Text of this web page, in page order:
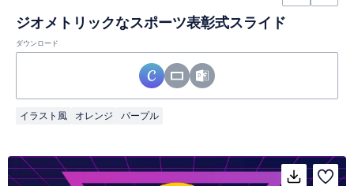
ジオメトリックなスポーツ表彰式スライド
ダウンロード
イラスト風 オレンジ パープル